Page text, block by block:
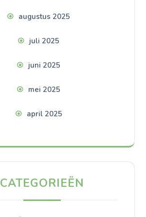
augustus 2025
juli 2025
juni 2025
mei 2025
april 2025
CATEGORIEËN